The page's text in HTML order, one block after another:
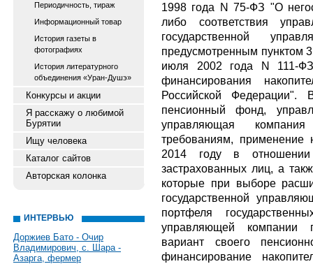
Периодичность, тираж
Информационный товар
История газеты в
фотографиях
История литературного
объединения «Уран-Душэ»
Конкурсы и акции
Я расскажу о любимой
Бурятии
Ищу человека
Каталог сайтов
Авторская колонка
ИНТЕРВЬЮ
Доржиев Бато - Очир
Владимирович, с. Шара -
Азарга, фермер
1998 года N 75-ФЗ "О
либо соответствия
государственной
предусмотренным пунктом
июля 2002 года N 111-
финансирования
Российской Федерации".
пенсионный фонд,
управляющая
требованиям, применение
2014 году в
застрахованных лиц, а
которые при выборе
государственной
портфеля
управляющей компании
вариант своего
финансирование